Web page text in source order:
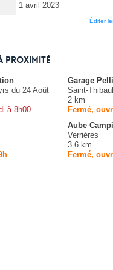
1 avril 2023
Éditer
proximité
du 24 Août
à 8h00
Garage
Saint-
2 km
Fermé,
Aube
Verrières
3.6 km
Fermé,